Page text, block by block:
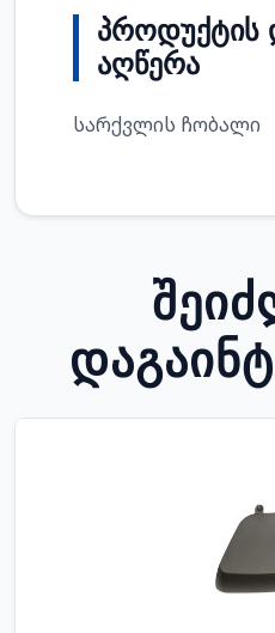
ᲞᲠᲝᲓᲣᲥᲢᲘᲡ
ᲐᲦᲬᲔᲠᲐ
სარქვლის ჩობალი